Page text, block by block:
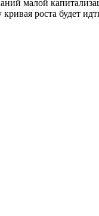
малой
роста будет